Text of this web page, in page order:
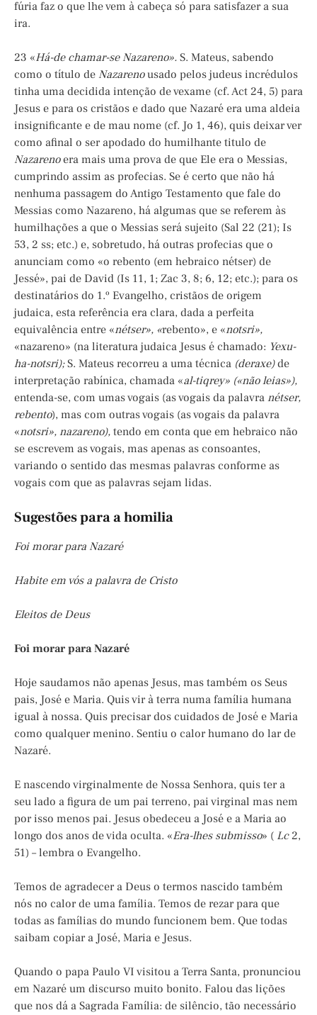
fúria faz o que lhe vem à cabeça só para satisfazer a sua
ira.
23 «Há-de chamar-se Nazareno». S. Mateus, sabendo
como o título de Nazarenousado pelos judeus incrédulos
tinha uma decidida intenção de vexame (cf. Act 24, 5) para
Jesus e para os cristãos e dado que Nazaré era uma aldeia
insignificante e de mau nome (cf. Jo 1, 46), quis deixar ver
como afinal o ser apodado do humilhante titulo de
Nazarenoera mais uma prova de que Ele era o Messias,
cumprindo assim as profecias. Se é certo que não há
nenhuma passagem do Antigo Testamento que fale do
Messias como Nazareno, há algumas que se referem às
humilhações a que o Messias será sujeito (Sal 22 (21); Is
53, 2 ss; etc.) e, sobretudo, há outras profecias que o
anunciam como «o rebento (em hebraico nétser) de
Jessé», pai de David (Is 11, 1; Zac 3, 8; 6, 12; etc.); para os
destinatários do 1.º Evangelho, cristãos de origem
judaica, esta referência era clara, dada a perfeita
equivalência entre «nétser», «rebento», e «notsri»,
«nazareno» (na literatura judaica Jesus é chamado: Yexu-
ha-notsri);S. Mateus recorreu a uma técnica (deraxe)de
interpretação rabínica, chamada «al-tiqrey» («não leias»),
entenda-se, com umas vogais (as vogais da palavra nétser,
rebento), mas com outras vogais (as vogais da palavra
«notsri», nazareno), tendo em conta que em hebraico não
se escrevem as vogais, mas apenas as consoantes,
variando o sentido das mesmas palavras conforme as
vogais com que as palavras sejam lidas.
Sugestões para a homilia
Foi morar para Nazaré
Habite em vós a palavra de Cristo
Eleitos de Deus
Foi morar para Nazaré
Hoje saudamos não apenas Jesus, mas também os Seus
pais, José e Maria. Quis vir à terra numa família humana
igual à nossa. Quis precisar dos cuidados de José e Maria
como qualquer menino. Sentiu o calor humano do lar de
Nazaré.
E nascendo virginalmente de Nossa Senhora, quis ter a
seu lado a figura de um pai terreno, pai virginal mas nem
por isso menos pai. Jesus obedeceu a José e a Maria ao
longo dos anos de vida oculta. «Era-lhes submisso» ( Lc2,
51) – lembra o Evangelho.
Temos de agradecer a Deus o termos nascido também
nós no calor de uma família. Temos de rezar para que
todas as famílias do mundo funcionem bem. Que todas
saibam copiar a José, Maria e Jesus.
Quando o papa Paulo VI visitou a Terra Santa, pronunciou
em Nazaré um discurso muito bonito. Falou das lições
que nos dá a Sagrada Família: de silêncio, tão necessário